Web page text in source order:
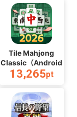
Tile Mahjong
Classic（Android）
13,265pt